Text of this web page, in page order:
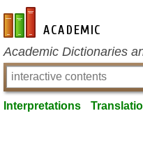
en-academic.com
Academic Dictionaries
Interpretations